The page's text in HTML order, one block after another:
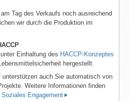
Tag des Verkaufs noch ausreichend
wir durch die Produktion im
Einhaltung des HACCP-Konzeptes
hergestellt.
unterstützen auch Sie automatisch von
Weitere Informationen finden
Soziales Engagement